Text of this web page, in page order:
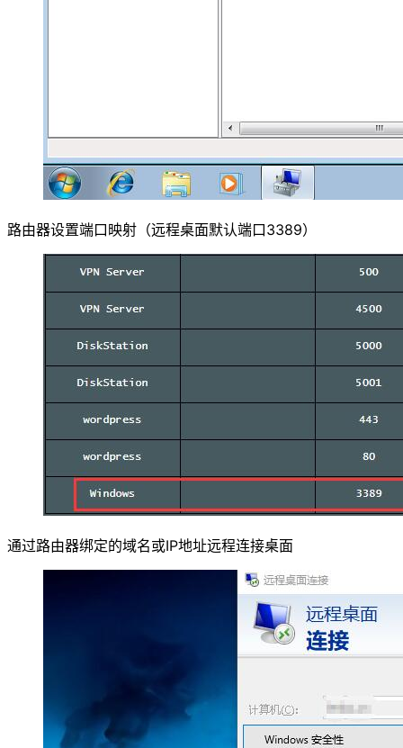
路由器设置端口映射（远程桌面默认端口3389）
通过路由器绑定的域名或IP地址远程连接桌面